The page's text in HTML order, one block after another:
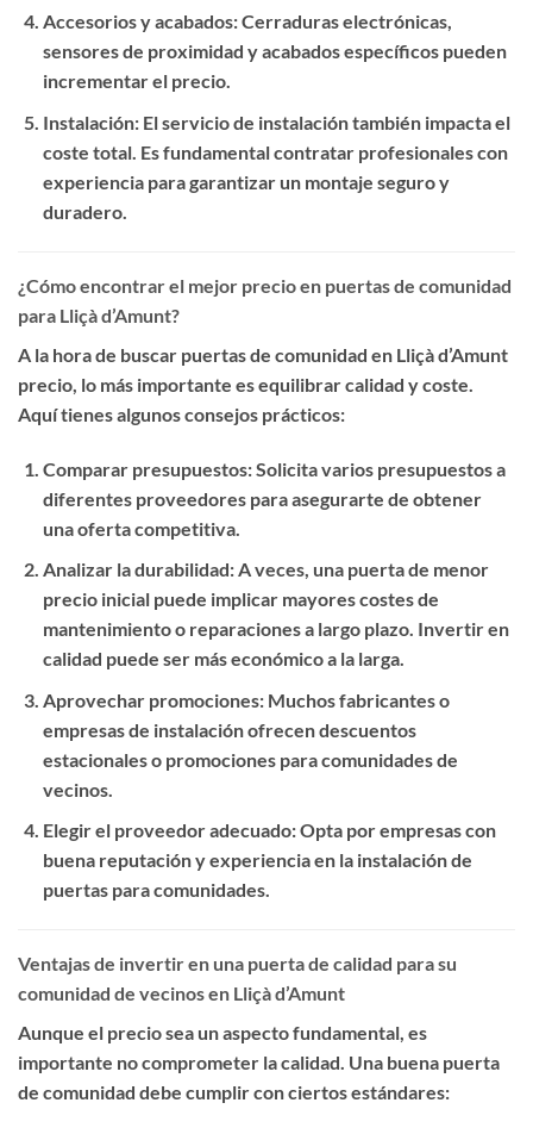
Accesorios y acabados: Cerraduras electrónicas,
sensores de proximidad y acabados específicos pueden
incrementar el precio.
Instalación: El servicio de instalación también impacta el
coste total. Es fundamental contratar profesionales con
experiencia para garantizar un montaje seguro y
duradero.
¿Cómo encontrar el mejor precio en puertas de comunidad
para Lliçà d’Amunt?
A la hora de buscar puertas de comunidad en Lliçà d’Amunt
precio, lo más importante es equilibrar calidad y coste.
Aquí tienes algunos consejos prácticos:
Comparar presupuestos: Solicita varios presupuestos a
diferentes proveedores para asegurarte de obtener
una oferta competitiva.
Analizar la durabilidad: A veces, una puerta de menor
precio inicial puede implicar mayores costes de
mantenimiento o reparaciones a largo plazo. Invertir en
calidad puede ser más económico a la larga.
Aprovechar promociones: Muchos fabricantes o
empresas de instalación ofrecen descuentos
estacionales o promociones para comunidades de
vecinos.
Elegir el proveedor adecuado: Opta por empresas con
buena reputación y experiencia en la instalación de
puertas para comunidades.
Ventajas de invertir en una puerta de calidad para su
comunidad de vecinos en Lliçà d’Amunt
Aunque el precio sea un aspecto fundamental, es
importante no comprometer la calidad. Una buena puerta
de comunidad debe cumplir con ciertos estándares: